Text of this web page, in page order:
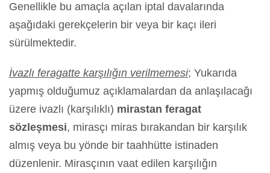
Genellikle bu amaçla açılan iptal davalarında
aşağıdaki gerekçelerin bir veya bir kaçı ileri
sürülmektedir.
İvazlı feragatte karşılığın verilmemesi; Yukarıda
yapmış olduğumuz açıklamalardan da anlaşılacağı
üzere ivazlı (karşılıklı) mirastan feragat
sözleşmesi, mirasçı miras bırakandan bir karşılık
almış veya bu yönde bir taahhütte istinaden
düzenlenir. Mirasçının vaat edilen karşılığın